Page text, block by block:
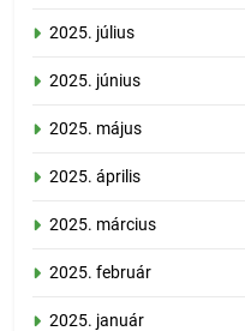
2025. július
2025. június
2025. május
2025. április
2025. március
2025. február
2025. január